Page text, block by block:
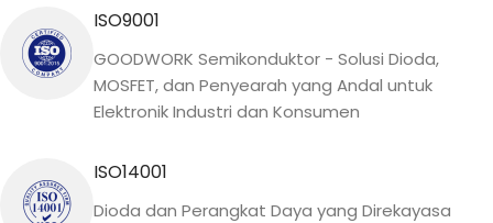
ISO9001
GOODWORK Semikonduktor - Solusi Dioda,
MOSFET, dan Penyearah yang Andal untuk
Elektronik Industri dan Konsumen
ISO14001
Dioda dan Perangkat Daya yang Direkayasa